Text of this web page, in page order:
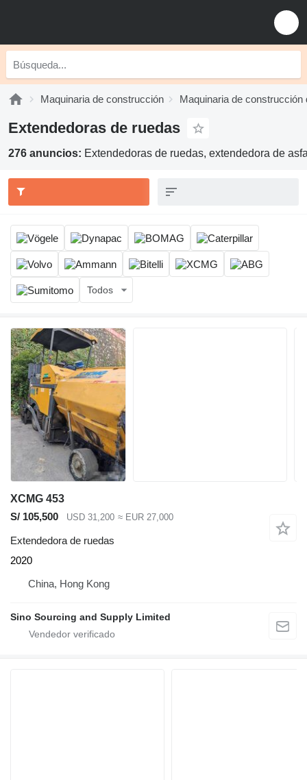
Maquinaria de construcción Maquinaria de construcción
Extendedoras de ruedas
276 anuncios: Extendedoras de ruedas, extendedora de
Todos
XCMG 453
S/ 105,500
USD 31,200 ≈ EUR 27,000
Extendedora de ruedas
2020
China, Hong Kong
Sino Sourcing and Supply Limited